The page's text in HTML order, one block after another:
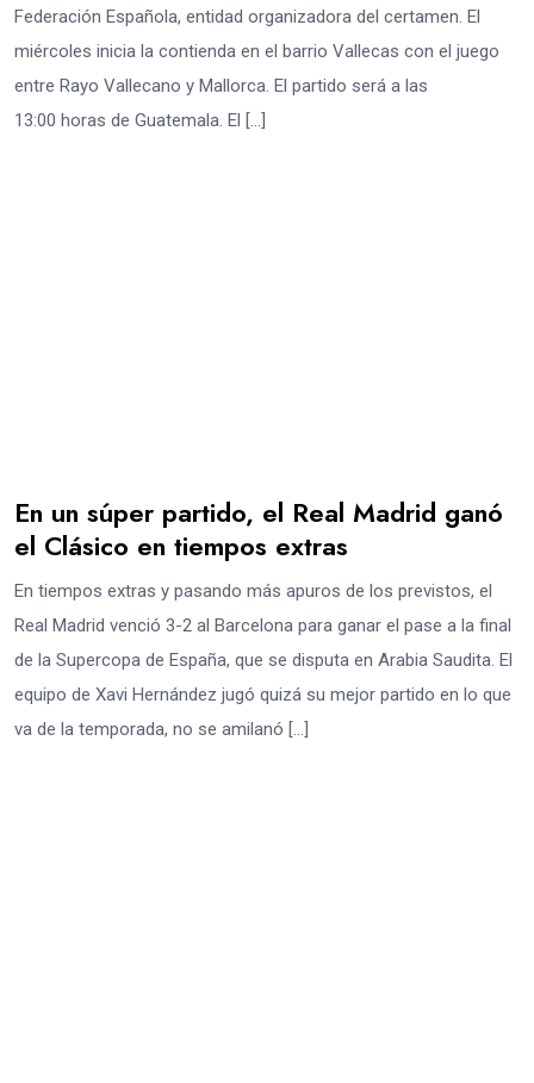
Federación Española, entidad organizadora del certamen. El
miércoles inicia la contienda en el barrio Vallecas con el juego
entre Rayo Vallecano y Mallorca. El partido será a las
13:00 horas de Guatemala. El […]
En un súper partido, el Real Madrid ganó
el Clásico en tiempos extras
En tiempos extras y pasando más apuros de los previstos, el
Real Madrid venció 3-2 al Barcelona para ganar el pase a la final
de la Supercopa de España, que se disputa en Arabia Saudita. El
equipo de Xavi Hernández jugó quizá su mejor partido en lo que
va de la temporada, no se amilanó […]